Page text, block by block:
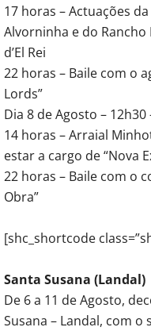
17 horas – Actuações
Alvorninha e do Rancho
d’El Rei
22 horas – Baile com o
Lords”
Dia 8 de Agosto – 12h30
14 horas – Arraial
estar a cargo de “Nova
22 horas – Baile com o
Obra”
[shc_shortcode
Santa Susana (Landal)
De 6 a 11 de Agosto,
Susana – Landal, com